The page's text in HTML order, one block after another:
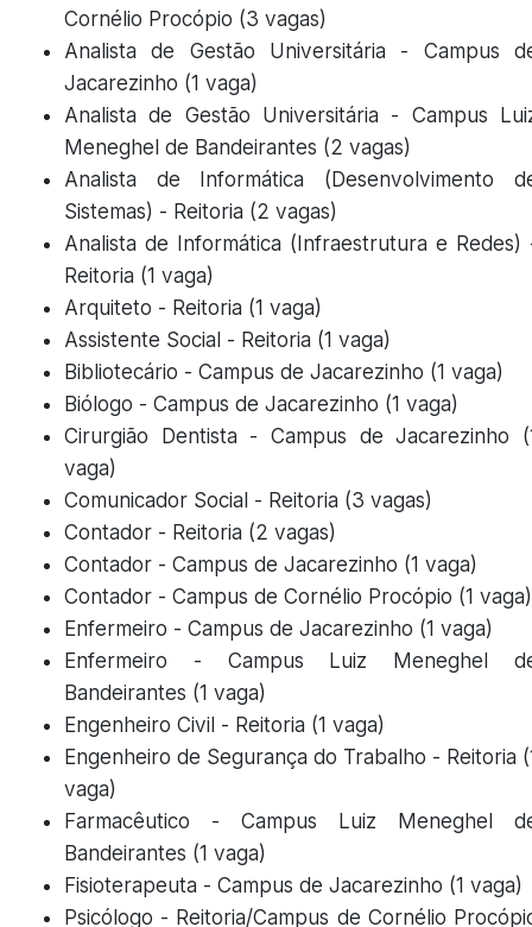
Cornélio Procópio (3 vagas)
Analista de Gestão Universitária - Campus
Jacarezinho (1 vaga)
Analista de Gestão Universitária - Campus
Meneghel de Bandeirantes (2 vagas)
Analista de Informática (Desenvolvimento
Sistemas) - Reitoria (2 vagas)
Analista de Informática (Infraestrutura e Redes)
Reitoria (1 vaga)
Arquiteto - Reitoria (1 vaga)
Assistente Social - Reitoria (1 vaga)
Bibliotecário - Campus de Jacarezinho (1 vaga)
Biólogo - Campus de Jacarezinho (1 vaga)
Cirurgião Dentista - Campus de Jacarezinho
vaga)
Comunicador Social - Reitoria (3 vagas)
Contador - Reitoria (2 vagas)
Contador - Campus de Jacarezinho (1 vaga)
Contador - Campus de Cornélio Procópio (1 vaga)
Enfermeiro - Campus de Jacarezinho (1 vaga)
Enfermeiro - Campus Luiz Meneghel
Bandeirantes (1 vaga)
Engenheiro Civil - Reitoria (1 vaga)
Engenheiro de Segurança do Trabalho - Reitoria
vaga)
Farmacêutico - Campus Luiz Meneghel
Bandeirantes (1 vaga)
Fisioterapeuta - Campus de Jacarezinho (1 vaga)
Psicólogo - Reitoria/Campus de Cornélio